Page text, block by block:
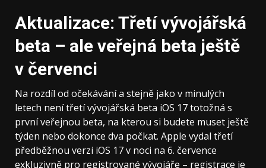
Aktualizace: Třetí vývojářská
beta – ale veřejná beta ještě
v červenci
Na rozdíl od očekávání a stejně jako v minulých
letech není třetí vývojářská beta iOS 17 totožná s
první veřejnou beta, na kterou si budete muset ještě
týden nebo dokonce dva počkat. Apple vydal třetí
předběžnou verzi iOS 17 v noci na 6. července
exkluzivně pro registrované vývojáře – registrace je